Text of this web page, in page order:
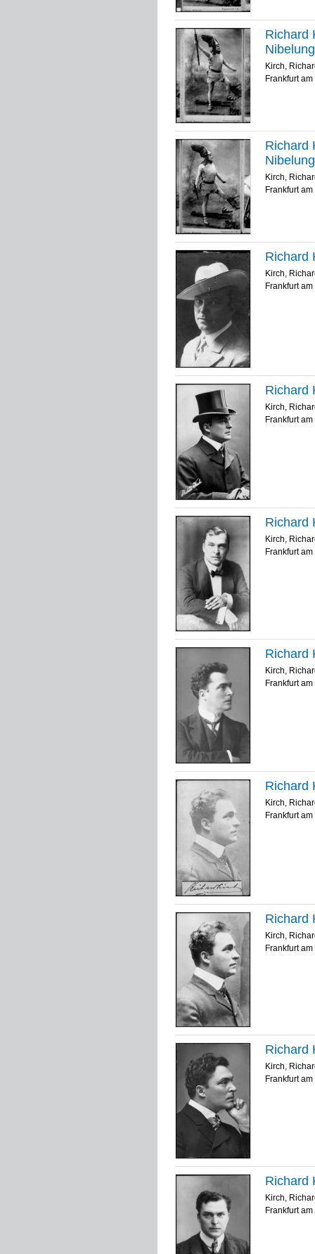
Richard
Kirch,
Frankfurt
Richard
Kirch,
Frankfurt
Richard
Kirch,
Frankfurt
Richard
Kirch,
Frankfurt
Richard
Kirch,
Frankfurt
Richard
Kirch,
Frankfurt
Richard
Kirch,
Frankfurt
Richard
Kirch,
Frankfurt
Richard
Kirch,
Frankfurt
Richard
Kirch,
Frankfurt